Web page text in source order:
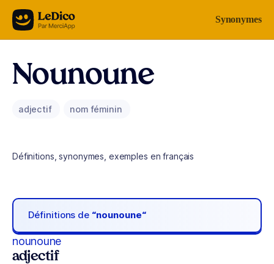
Aller au contenu Synonymes
Nounoune
adjectif nom féminin
Définitions, synonymes, exemples en français
Définitions de “nounoune“
nounoune
adjectif